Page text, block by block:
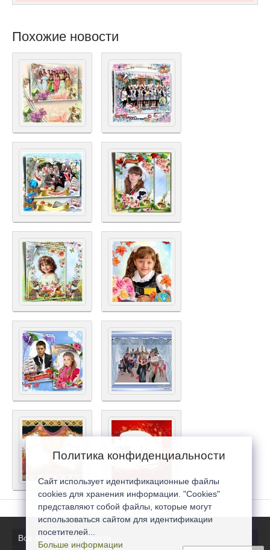
Похожие новости
Все последние новости
Политика конфиденциальности
Сайт использует идентификационные файлы
cookies для хранения информации. "Cookies"
представляют собой файлы, которые могут
использоваться сайтом для идентификации
посетителей...
Больше информации